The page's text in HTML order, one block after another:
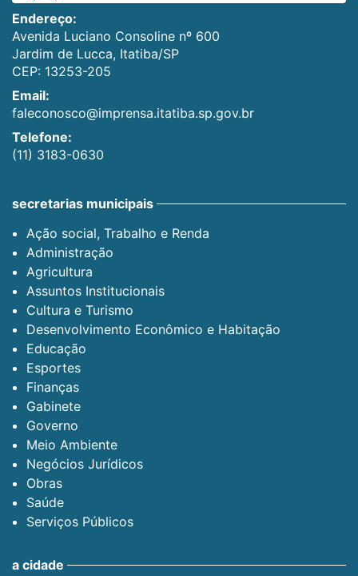
Endereço:
Avenida Luciano Consoline nº 600
Jardim de Lucca, Itatiba/SP
CEP: 13253-205
Email:
faleconosco@imprensa.itatiba.sp.gov.br
Telefone:
(11) 3183-0630
secretarias municipais
Ação social, Trabalho e Renda
Administração
Agricultura
Assuntos Institucionais
Cultura e Turismo
Desenvolvimento Econômico e Habitação
Educação
Esportes
Finanças
Gabinete
Governo
Meio Ambiente
Negócios Jurídicos
Obras
Saúde
Serviços Públicos
a cidade